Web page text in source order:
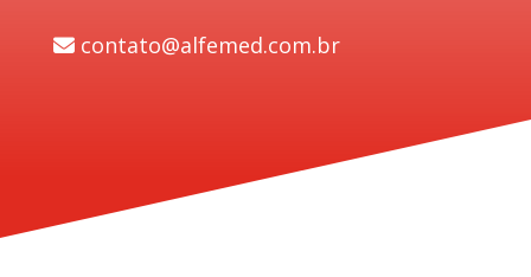
contato@alfemed.com.br